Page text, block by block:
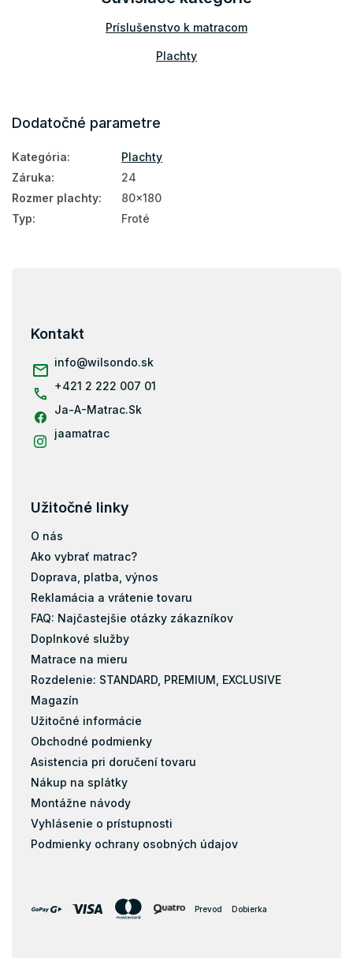
Príslušenstvo k matracom
Plachty
Dodatočné parametre
Kategória:
Plachty
Záruka:
24
Rozmer plachty:
80x180
Typ: Froté
Kontakt
info@wilsondo.sk
+421 2 222 007 01
Ja-A-Matrac.Sk
jaamatrac
Užitočné linky
O nás
Ako vybrať matrac?
Doprava, platba, výnos
Reklamácia a vrátenie tovaru
FAQ: Najčastejšie otázky zákazníkov
Doplnkové služby
Matrace na mieru
Rozdelenie: STANDARD, PREMIUM, EXCLUSIVE
Magazín
Užitočné informácie
Obchodné podmienky
Asistencia pri doručení tovaru
Nákup na splátky
Montážne návody
Vyhlásenie o prístupnosti
Podmienky ochrany osobných údajov
Prevod Dobierka